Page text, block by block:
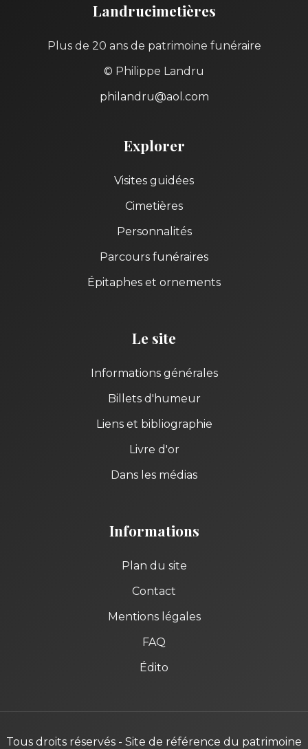
Landrucimetières
Plus de 20 ans de patrimoine funéraire
© Philippe Landru
philandru@aol.com
Explorer
Visites guidées
Cimetières
Personnalités
Parcours funéraires
Épitaphes et ornements
Le site
Informations générales
Billets d'humeur
Liens et bibliographie
Livre d'or
Dans les médias
Informations
Plan du site
Contact
Mentions légales
FAQ
Édito
Tous droits réservés - Site de référence du patrimoine